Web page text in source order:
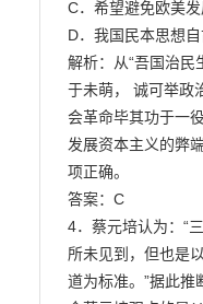
C．希望避免欧美
D．我国民本思想
解析：从“吾国治民
于未萌， 诚可举政
会革命毕其功于一
发展资本主义的弊
项正确。
答案：C
4．蔡元培认为：“
所未见到，但也是
道为标准。”据此推